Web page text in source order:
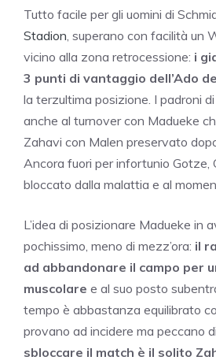
Tutto facile per gli uomini di
Stadion, superano con facilità un
vicino alla zona retrocessione: i
3 punti di vantaggio dell’Ado
la terzultima posizione. I padroni
anche al turnover con Madueke
Zahavi con Malen preservato
Ancora fuori per infortunio Gotze,
bloccato dalla malattia e al
L’idea di posizionare Madueke in
pochissimo, meno di mezz’ora: il
ad abbandonare il campo per
muscolare e al suo posto
tempo è abbastanza equilibrato
provano ad incidere ma peccano
sbloccare il match è il solito